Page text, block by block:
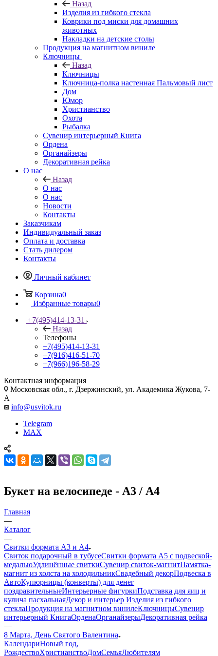
Назад
Изделия из гибкого стекла
Коврики под миски для домашних
животных
Накладки на детские столы
Продукция на магнитном виниле
Ключницы
Назад
Ключницы
Ключница-полка настенная Пальмовый лист
Дом
Юмор
Христианство
Охота
Рыбалка
Сувенир интерьерный Книга
Ордена
Органайзеры
Декоративная рейка
О нас
Назад
О нас
О нас
Новости
Контакты
Заказчикам
Индивидуальный заказ
Оплата и доставка
Стать дилером
Контакты
Личный кабинет
Корзина0
Избранные товары0
+7(495)414-13-31
Назад
Телефоны
+7(495)414-13-31
+7(916)416-51-70
+7(966)196-58-29
Контактная информация
Московская обл., г. Дзержинский, ул. Академика Жукова, 7-
А
info@usvitok.ru
Telegram
MAX
Букет на велосипеде - А3 / А4
Главная
—
Каталог
—
Свитки формата А3 и А4
Свиток подарочный в тубусеСвитки формата А5 с подвеской-
медальюУдлинённые свиткиСувенир свиток-магнитПамятка-
магнит из холста на холодильникСвадебный декорПодвеска в
АвтоКупюрницы (конверты) для денег
поздравительныеИнтерьерные фигуркиПодставка для яиц и
кулича пасхальнаяДекор и интерьер Изделия из гибкого
стеклаПродукция на магнитном винилеКлючницыСувенир
интерьерный КнигаОрденаОрганайзерыДекоративная рейка
—
8 Марта, День Святого Валентина
КалендариНовый год,
РождествоХристианствоДомСемьяЛюбителям